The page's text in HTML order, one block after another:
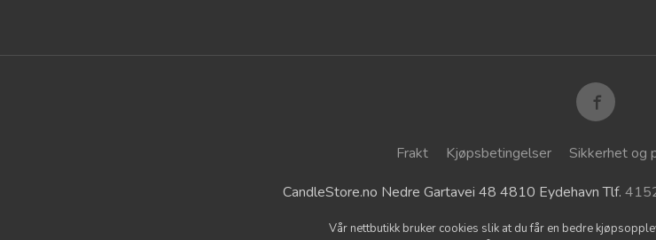
Frakt Kjøpsbetingelser Sikkerhet og
CandleStore.no Nedre Gartavei 48 4810 Eydehavn Tlf.
Vår nettbutikk bruker cookies slik at du får en bedre